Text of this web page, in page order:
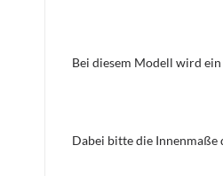
Bei diesem Modell wird
Dabei bitte die Innenmaße